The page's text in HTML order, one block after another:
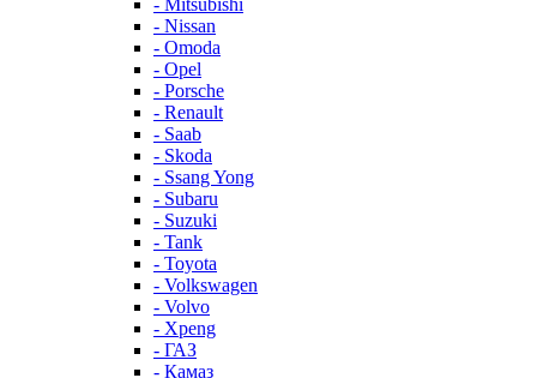
- Mitsubishi
- Nissan
- Omoda
- Opel
- Porsche
- Renault
- Saab
- Skoda
- Ssang Yong
- Subaru
- Suzuki
- Tank
- Toyota
- Volkswagen
- Volvo
- Xpeng
- ГАЗ
- Камаз